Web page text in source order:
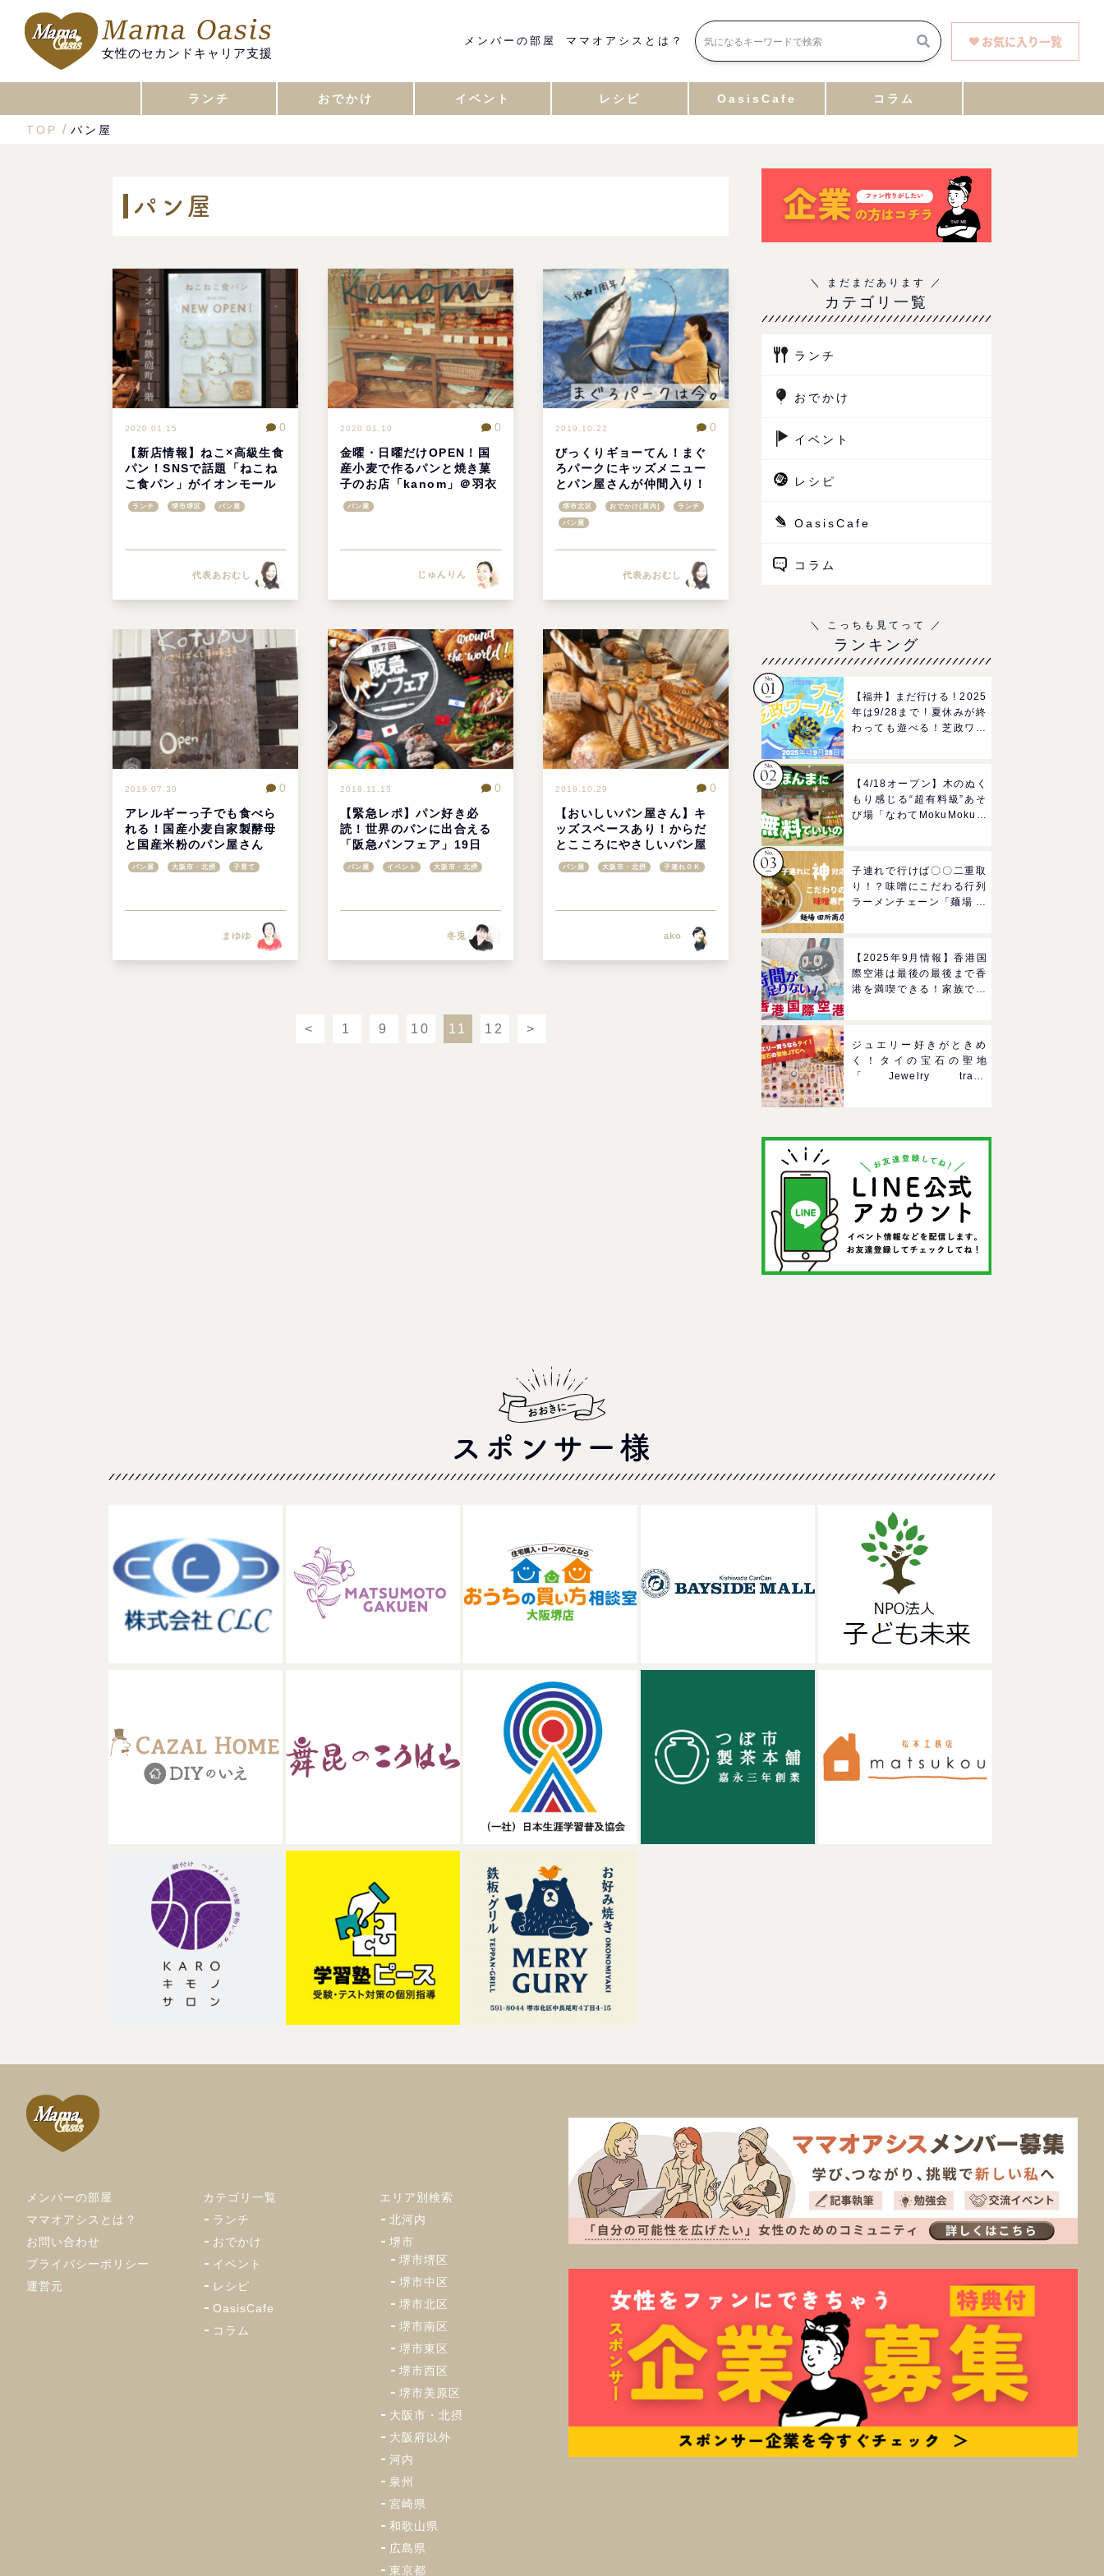
女性のセカンドキャリア支援
メンバーの部屋 ママオアシスとは？ お気に入り一覧
ランチ おでかけ イベント レシピ OasisCafe コラム
TOP パン屋
パン屋
2020.01.15
【新店情報】ねこ×高級生食
パン！SNSで話題「ねこね
こ食パン」がイオンモール
堺鉄砲町に大阪初出店
0
ランチ 堺市堺区 パン屋
代表あおむし
2020.01.10
金曜・日曜だけOPEN！国
産小麦で作るパンと焼き菓
子のお店「kanom」＠羽衣
駅近く
0
パン屋
じゅんりん
2019.10.22
びっくりギョーてん！まぐ
ろパークにキッズメニュー
とパン屋さんが仲間入り！
0
堺市北区 おでかけ(屋内) ランチ
パン屋
代表あおむし
2019.07.30
アレルギーっ子でも食べら
れる！国産小麦自家製酵母
と国産米粉のパン屋さん
「Kotubu」@高石市
0
パン屋 大阪市・北摂 子育て
まゆゆ
2018.11.15
【緊急レポ】パン好き必
読！世界のパンに出合える
「阪急パンフェア」19日
(月)まで＠阪急うめだ本店
0
パン屋 イベント 大阪市・北摂
冬兎
2018.10.29
【おいしいパン屋さん】キ
ッズスペースあり！からだ
とこころにやさしいパン屋
「わだのおと」＠東住吉区
0
パン屋 大阪市・北摂 子連れＯＫ
ako
< 1 9 10 11 12 >
カテゴリ一覧
ランチ
おでかけ
イベント
レシピ
OasisCafe
コラム
ランキング
【福井】まだ行ける ! 2025
年は9/28まで ! 夏休みが終
わっても遊べる！芝政ワー
【4/18オープン】木のぬく
もり感じる“超有料級”あそ
び場「なわてMokuMokuひ
子連れで行けば〇〇二重取
り！？味噌にこだわる行列
ラーメンチェーン「麺場 田
【2025年9月情報】香港国
際空港は最後の最後まで香
港を満喫できる！家族で楽
ジュエリー好きがときめ
く！タイの宝石の聖地
「Jewelry trade
スポンサー様
メンバーの部屋
ママオアシスとは？
お問い合わせ
プライバシーポリシー
運営元
カテゴリ一覧
ランチ
おでかけ
イベント
レシピ
OasisCafe
コラム
エリア別検索
北河内
堺市
堺市堺区
堺市中区
堺市北区
堺市南区
堺市東区
堺市西区
堺市美原区
大阪市・北摂
大阪府以外
河内
泉州
宮崎県
和歌山県
広島県
東京都